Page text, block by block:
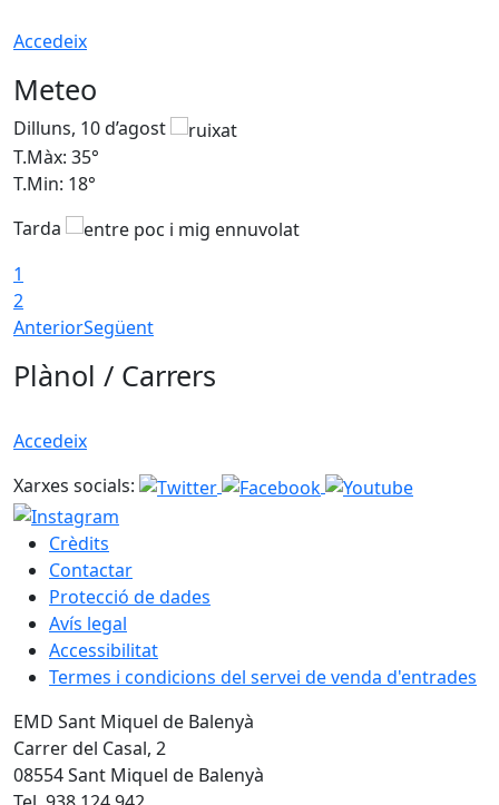
Accedeix
Meteo
Dilluns, 10 d’agost
T.Màx: 35°
T.Min: 18°
Tarda
1
2
AnteriorSegüent
Plànol / Carrers
Accedeix
Xarxes socials:
Crèdits
Contactar
Protecció de dades
Avís legal
Accessibilitat
Termes i condicions del servei de venda d'entrades
EMD Sant Miquel de Balenyà
Carrer del Casal, 2
08554 Sant Miquel de Balenyà